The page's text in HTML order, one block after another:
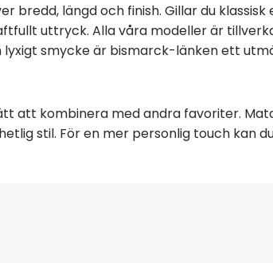
längd och finish. Gillar du
uttryck. Alla våra modeller är
smycke är bismarck-länken ett
att kombinera med andra favoriter.
stil. För en mer personlig touch kan